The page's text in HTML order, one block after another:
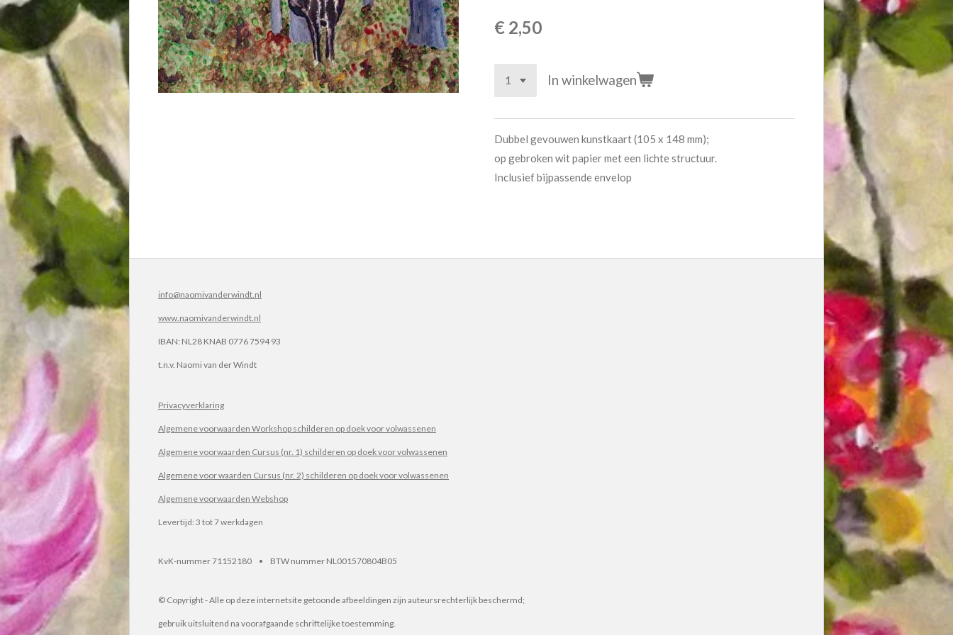
€ 2,50
In winkelwagen
Dubbel gevouwen kunstkaart (105 x 148 mm);
op gebroken wit papier met een lichte structuur.
Inclusief bijpassende envelop
info@naomivanderwindt.nl
www.naomivanderwindt.nl
IBAN: NL28 KNAB 0776 7594 93
t.n.v. Naomi van der Windt
Privacyverklaring
Algemene voorwaarden Workshop schilderen op doek voor volwassenen
Algemene voorwaarden Cursus (nr. 1) schilderen op doek voor volwassenen
Algemene voor waarden Cursus (nr. 2) schilderen op doek voor volwassenen
Algemene voorwaarden Webshop
Levertijd: 3 tot 7 werkdagen
KvK-nummer 71152180 • BTW nummer NL001570804B05
© Copyright - Alle op deze internetsite getoonde afbeeldingen zijn auteursrechterlijk beschermd;
gebruik uitsluitend na voorafgaande schriftelijke toestemming.